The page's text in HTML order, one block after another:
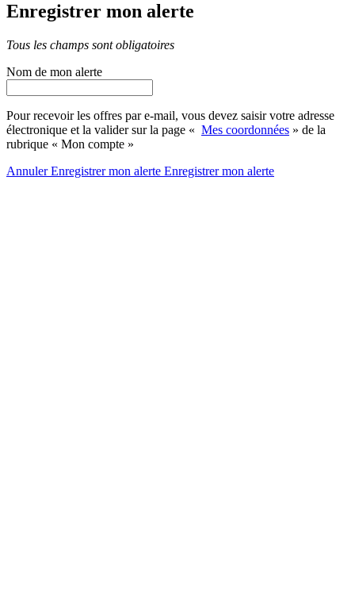
Enregistrer mon alerte
Tous les champs sont obligatoires
Nom de mon alerte
Pour recevoir les offres par e-mail, vous devez saisir votre adresse
électronique et la valider sur la page « Mes coordonnées » de la
rubrique « Mon compte »
AnnulerEnregistrer mon alerte Enregistrermon alerte